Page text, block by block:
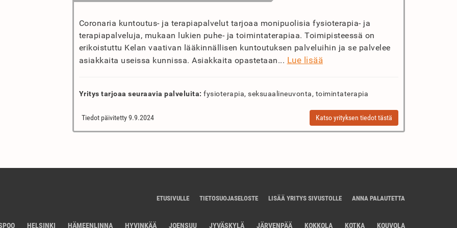
Coronaria kuntoutus- ja terapiapalvelut tarjoaa monipuolisia fysioterapia- ja
terapiapalveluja, mukaan lukien puhe- ja toimintaterapiaa. Toimipisteessä on
erikoistuttu Kelan vaativan lääkinnällisen kuntoutuksen palveluihin ja se palvelee
asiakkaita useissa kunnissa. Asiakkaita opastetaan... Lue lisää
Yritys tarjoaa seuraavia palveluita: fysioterapia, seksuaalineuvonta, toimintaterapia
Tiedot päivitetty 9.9.2024 Katso yrityksen tiedot tästä
ETUSIVULLE TIETOSUOJASELOSTE LISÄÄ YRITYS SIVUSTOLLE ANNA PALAUTETTA
HELSINKI HÄMEENLINNA HYVINKÄÄ JOENSUU JYVÄSKYLÄ JÄRVENPÄÄ KOKKOLA KOTKA KOUVOLA